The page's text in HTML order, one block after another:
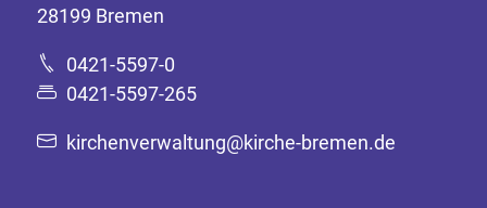
28199 Bremen
0421-5597-0
0421-5597-265
kirchenverwaltung@kirche-bremen.de